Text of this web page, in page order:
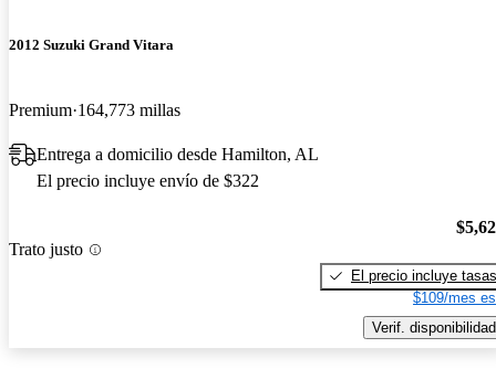
2012 Suzuki Grand Vitara
Premium 164,773 millas
Entrega a domicilio desde Hamilton, AL
El precio incluye envío de $322
Trato justo
El precio incluye tasas
$109/mes
Verif. disponibilidad